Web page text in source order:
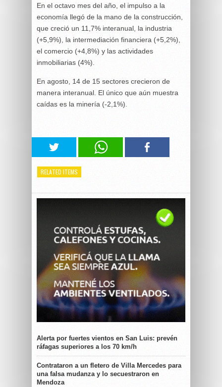
En el octavo mes del año, el impulso a la
economía llegó de la mano de la construcción,
que creció un 11,7% interanual, la industria
(+5,9%), la intermediación financiera (+5,2%),
el comercio (+4,8%) y las actividades
inmobiliarias (4%).
En agosto, 14 de 15 sectores crecieron de
manera interanual. El único que aún muestra
caídas es la minería (-2,1%).
RELATED ITEMS
Alerta por fuertes vientos en San Luis: prevén
ráfagas superiores a los 70 km/h
Contrataron a un fletero de Villa Mercedes para
una falsa mudanza y lo secuestraron en
Mendoza